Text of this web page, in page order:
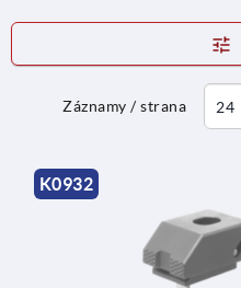
Záznamy / strana
K0932